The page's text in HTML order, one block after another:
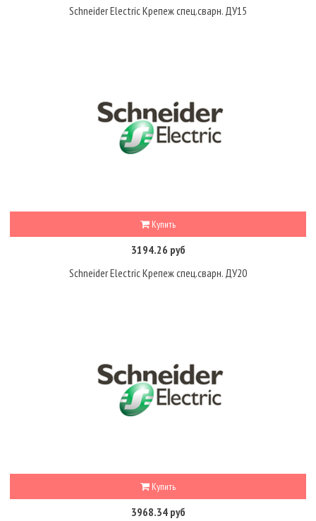
Schneider Electric Крепеж спец.сварн. ДУ15
Купить
3194.26 руб
Schneider Electric Крепеж спец.сварн. ДУ20
Купить
3968.34 руб